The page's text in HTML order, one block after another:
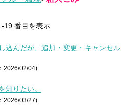
19 番目を表示
込んだが、追加・変更・キャンセル
2026/02/04)
知りたい。
2026/03/27)